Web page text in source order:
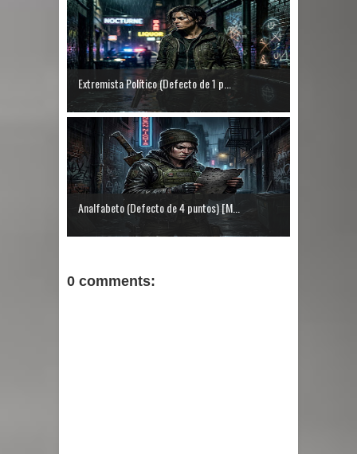
Extremista Político (Defecto de 1 p...
Analfabeto (Defecto de 4 puntos) [M...
0 comments: